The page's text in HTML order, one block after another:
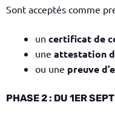
Sont acceptés comme
un certificat de
une attestation
ou une preuve
PHASE 2 : DU 1ER